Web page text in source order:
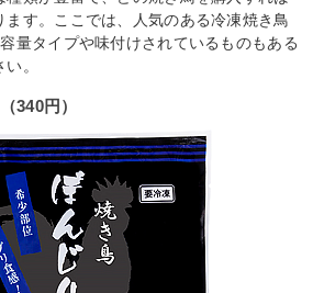
ます。ここでは、人気のある冷凍焼き鳥
量タイプや味付けされているものもある
。
340円）